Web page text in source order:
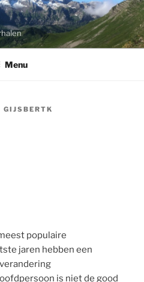
Menu
GIJSBERTK
populaire
jaren hebben een
is niet de good